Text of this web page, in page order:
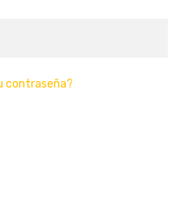
contraseña?